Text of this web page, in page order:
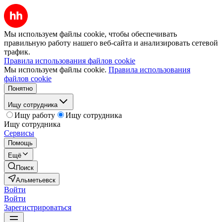
Мы используем файлы cookie, чтобы обеспечивать
правильную работу нашего веб-сайта и анализировать сетевой
трафик.
Правила использования файлов cookie
Мы используем файлы cookie. Правила использования
файлов cookie
Понятно
Ищу сотрудника
Ищу работу
Ищу сотрудника
Ищу сотрудника
Сервисы
Помощь
Ещё
Поиск
Альметьевск
Войти
Войти
Зарегистрироваться